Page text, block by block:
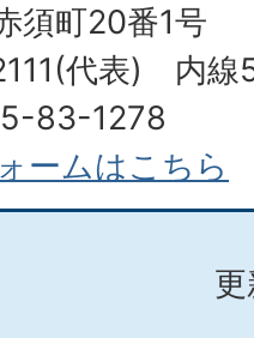
須町20番1号
代表) 内線
83-1278
ームはこちら